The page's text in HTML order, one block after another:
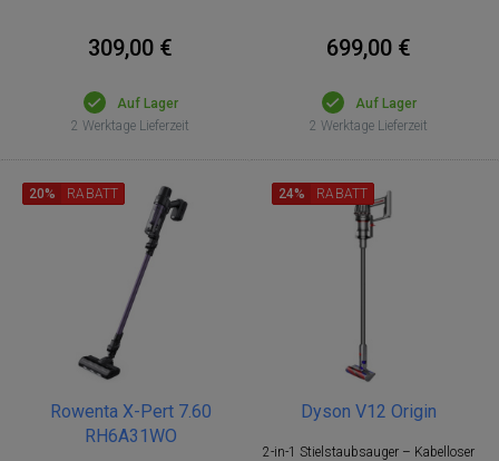
309,00 €
Auf Lager
2 Werktage Lieferzeit
699,00 €
Auf Lager
2 Werktage Lieferzeit
Rowenta X-Pert 7.60
RH6A31WO
20% RABATT
Dyson V12 Origin
2-in-1 Stielstaubsauger – Kabelloser
24% RABATT